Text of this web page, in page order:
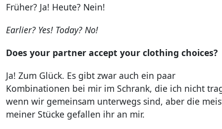
Früher? Ja! Heute? Nein!
Earlier? Yes! Today? No!
Does your partner accept your clothing choices?
Ja! Zum Glück. Es gibt zwar auch ein paar
Kombinationen bei mir im Schrank, die ich nicht
wenn wir gemeinsam unterwegs sind, aber die
meiner Stücke gefallen ihr an mir.